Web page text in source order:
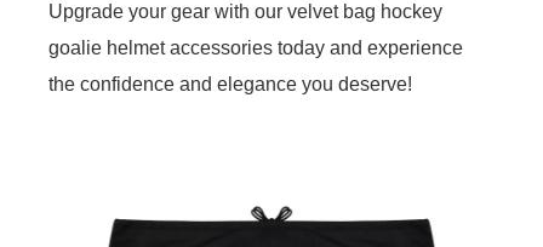
Upgrade your gear with our velvet bag hockey
goalie helmet accessories today and experience
the confidence and elegance you deserve!